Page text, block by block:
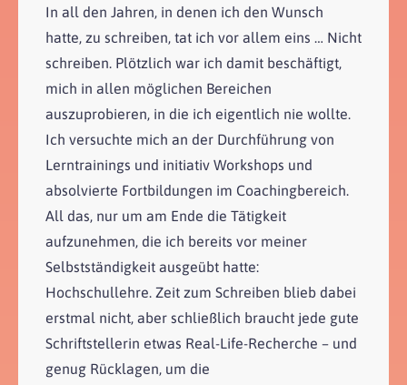
In all den Jahren, in denen ich den Wunsch
hatte, zu schreiben, tat ich vor allem eins … Nicht
schreiben. Plötzlich war ich damit beschäftigt,
mich in allen möglichen Bereichen
auszuprobieren, in die ich eigentlich nie wollte.
Ich versuchte mich an der Durchführung von
Lerntrainings und initiativ Workshops und
absolvierte Fortbildungen im Coachingbereich.
All das, nur um am Ende die Tätigkeit
aufzunehmen, die ich bereits vor meiner
Selbstständigkeit ausgeübt hatte:
Hochschullehre. Zeit zum Schreiben blieb dabei
erstmal nicht, aber schließlich braucht jede gute
Schriftstellerin etwas Real-Life-Recherche – und
genug Rücklagen, um die